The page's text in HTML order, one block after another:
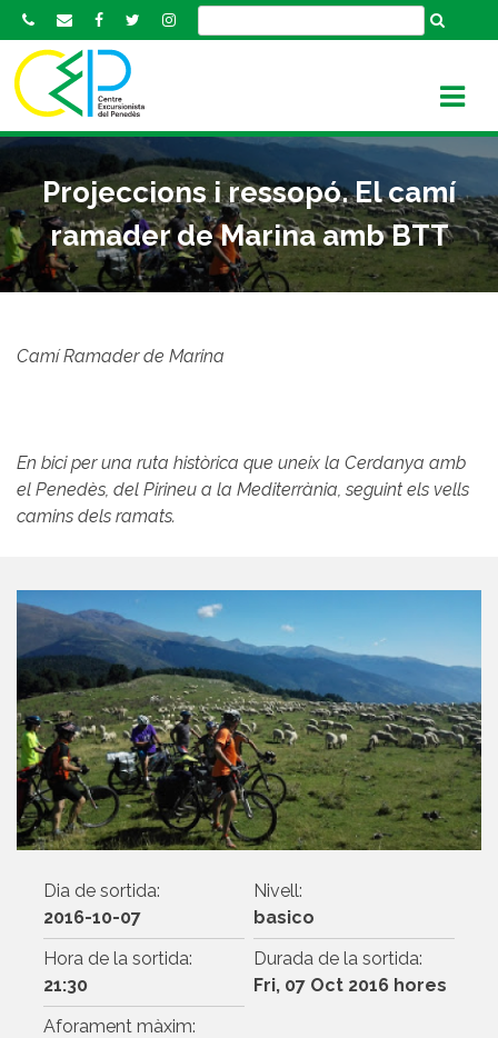
k
o
o
n
t
e
Projeccions i ressopó. El camí
ramader de Marina amb BTT
Camí Ramader de Marina
En bici per una ruta històrica que uneix la Cerdanya amb
el Penedès, del Pirineu a la Mediterrània, seguint els vells
camins dels ramats.
Dia de sortida:
2016-10-07
Nivell:
basico
Hora de la sortida:
21:30
Durada de la sortida:
Fri, 07 Oct 2016 hores
Aforament màxim: